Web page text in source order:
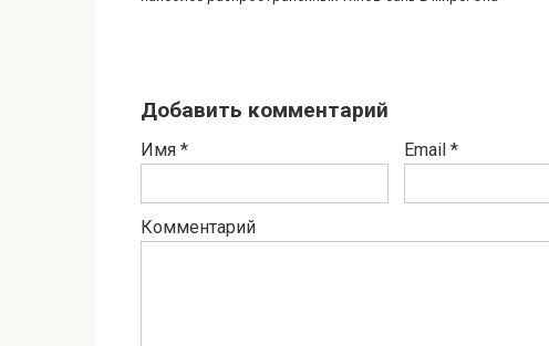
Добавить комментарий
Имя * Email *
Комментарий